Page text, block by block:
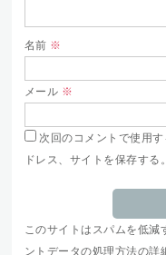
名前 ※
メール ※
次回のコメントで使用
ドレス、サイトを保存する。
このサイトはスパムを低減
ントデータの処理方法の詳